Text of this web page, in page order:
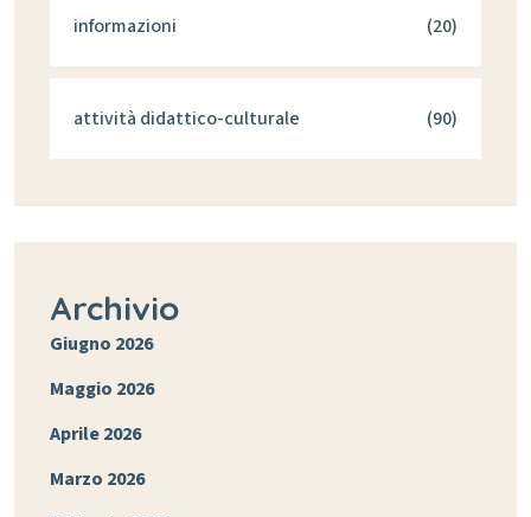
informazioni (20)
attività didattico-culturale (90)
Archivio
Giugno 2026
Maggio 2026
Aprile 2026
Marzo 2026